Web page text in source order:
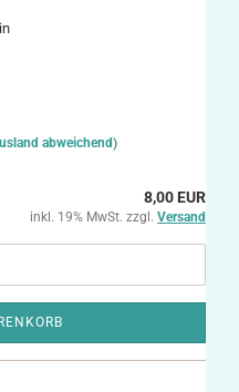
abweichend)
8,00 EUR
inkl. 19% MwSt. zzgl. Versand